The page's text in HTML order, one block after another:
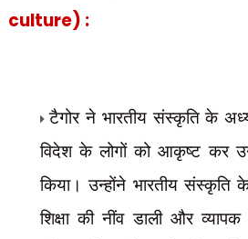
culture) :
टैगोर ने भारतीय संस्कृति के
विदेश के लोगों को आकृष्ट कर
किया। उन्होंने भारतीय संस्कृति
शिक्षा की नींव डाली और